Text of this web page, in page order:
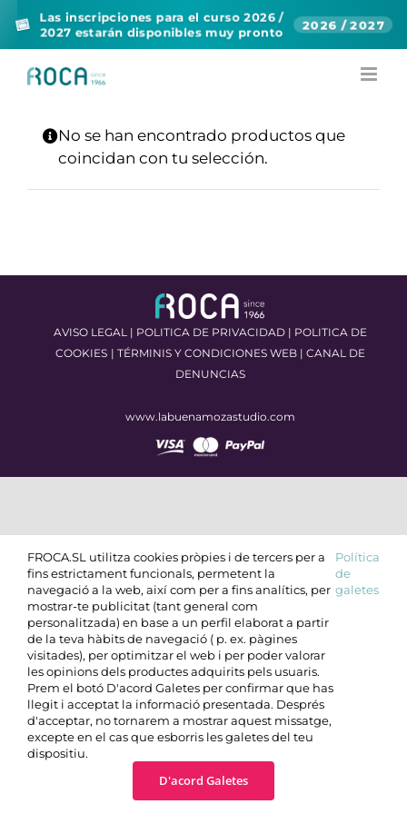
📅
Las inscripciones para el curso 2026 /
2027 estarán disponibles muy pronto
2026 / 2027
No se han encontrado productos que
coincidan con tu selección.
AVISO LEGAL | POLITICA DE PRIVACIDAD| POLITICA DE
COOKIES | TÉRMINIS Y CONDICIONES WEB| CANAL DE
DENUNCIAS
www.labuenamozastudio.com
FROCA.SL utilitza cookies pròpies i de tercers per a
fins estrictament funcionals, permetent la
navegació a la web, així com per a fins analítics, per
mostrar-te publicitat (tant general com
personalitzada) en base a un perfil elaborat a partir
de la teva hàbits de navegació ( p. ex. pàgines
visitades), per optimitzar el web i per poder valorar
les opinions dels productes adquirits pels usuaris.
Prem el botó D'acord Galetes per confirmar que has
llegit i acceptat la informació presentada. Després
d'acceptar, no tornarem a mostrar aquest missatge,
excepte en el cas que esborris les galetes del teu
dispositiu.
Política
de
galetes
D'acord Galetes